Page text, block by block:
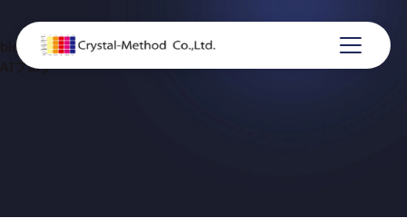
blog
AIブログ